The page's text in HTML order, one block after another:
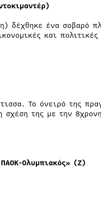
δέχθηκε ένα σοβαρό
και
Το όνειρό της
της με την
Ολυμπιακός» (Ζ)